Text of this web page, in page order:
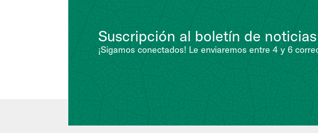
Suscripción al boletín de noticias
¡Sigamos conectados! Le enviaremos entre 4 y 6